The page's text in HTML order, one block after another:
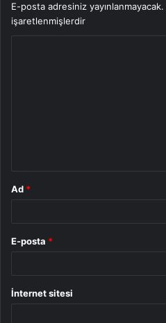
E-posta adresiniz yayınlanmayacak.
işaretlenmişlerdir
Ad *
E-posta *
İnternet sitesi